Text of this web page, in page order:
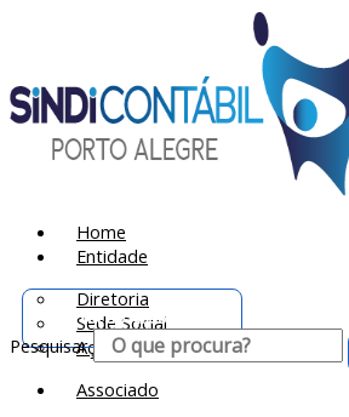
conteúdo
Home
Entidade
Diretoria
Sede Social
Ação Social
Associado
Portal do Associado
Pesquisar